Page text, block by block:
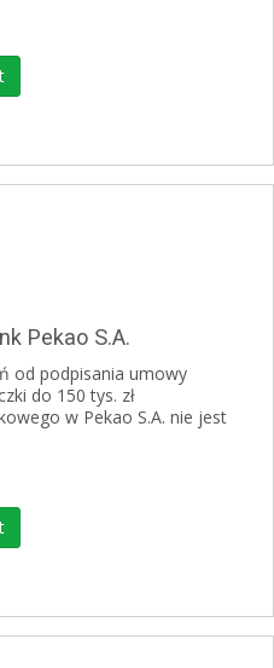
Pekao S.A.
od podpisania umowy
do 150 tys. zł
w Pekao S.A. nie jest